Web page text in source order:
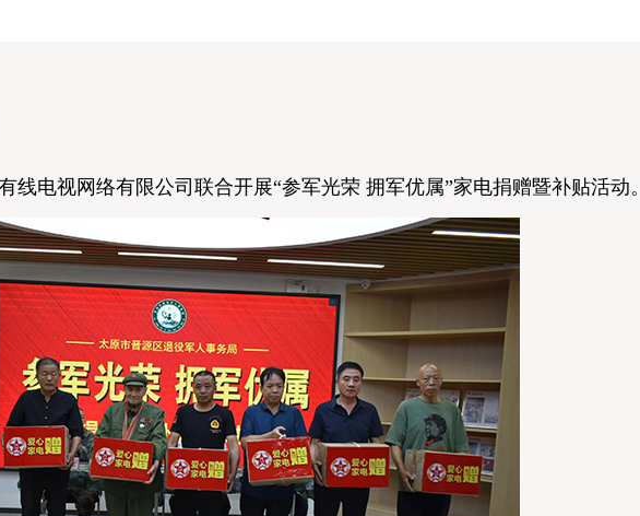
视网络有限公司联合开展“参军光荣 拥军优属”家电捐赠暨补贴活动。